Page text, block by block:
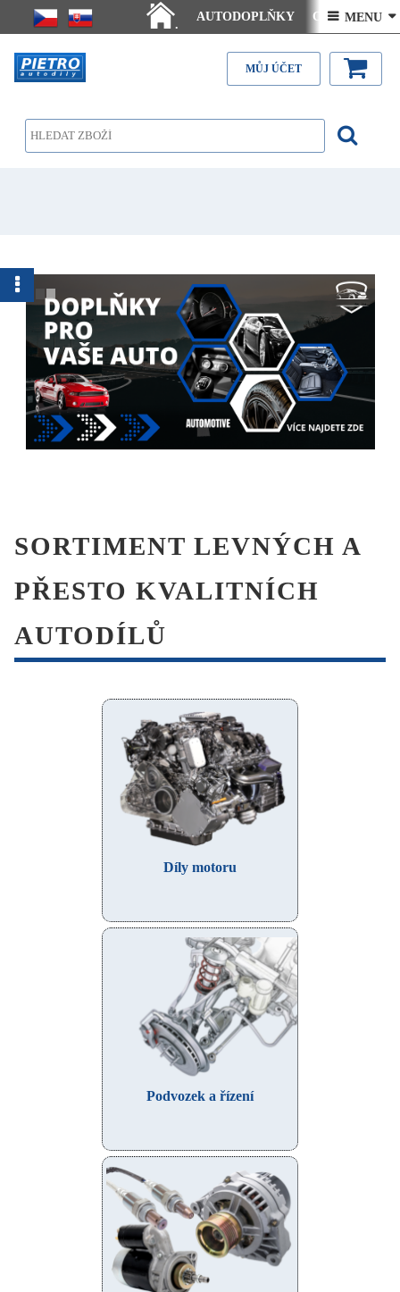
.
AUTODOPLŇKY Ceny doručení
Články - návody Kontakt
 MENU 
MŮJ ÚČET
SORTIMENT LEVNÝCH A
PŘESTO KVALITNÍCH
AUTODÍLŮ
Díly motoru
Podvozek a řízení